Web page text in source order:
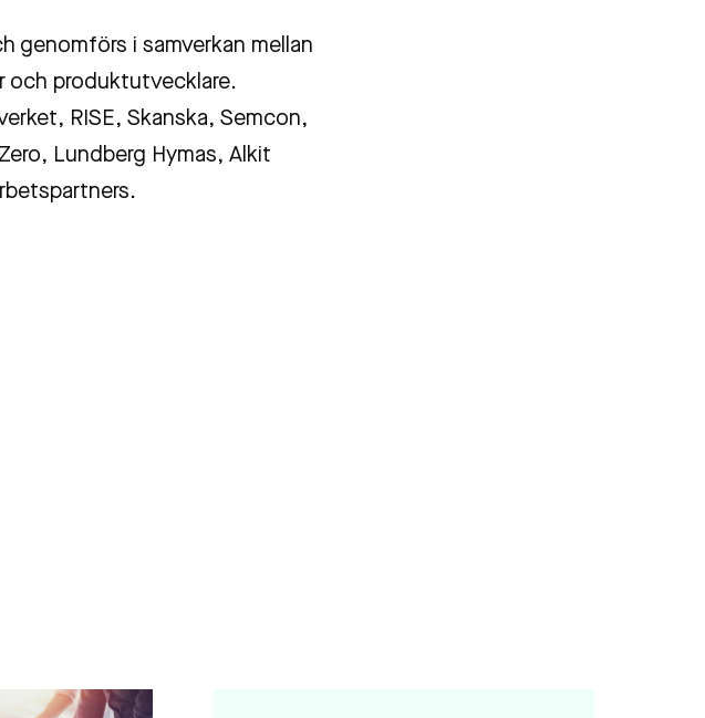
genomförs i samverkan mellan
och produktutvecklare.
RISE, Skanska, Semcon,
Lundberg Hymas, Alkit